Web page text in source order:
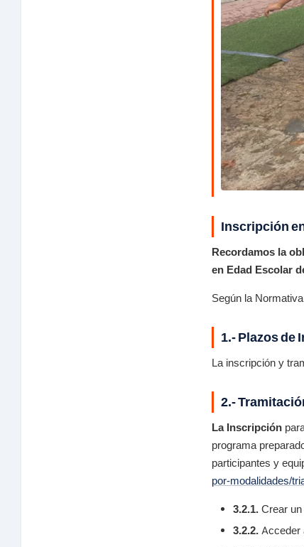
Inscripción
Recordamos la
en Edad Escolar
Según la
1.- Plazos de
La inscripción y
2.-
La Inscripción
programa
participantes y
por-modalidades/
3.2.1.Crear un
3.2.2.Acceder